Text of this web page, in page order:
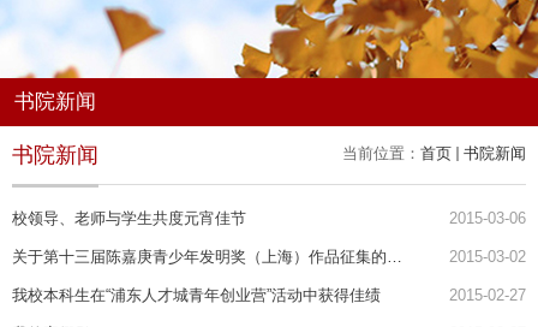
书院新闻
当前位置： 首页 书院新闻
书院新闻
校领导、老师与学生共度元宵佳节 2015-03-06
关于第十三届陈嘉庚青少年发明奖（上海）作品征集的通
知
2015-03-02
我校本科生在“浦东人才城青年创业营”活动中获得佳绩 2015-02-27